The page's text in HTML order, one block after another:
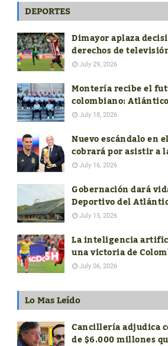
DEPORTES
Dimayor aplaza
derechos de
colombiano hasta
July 29, 2026
Montería recibe el
colombiano:
en el Nacional Sub-18
July 18, 2026
Nuevo escándalo en
cobrará por asistir a
prensa de los
July 16, 2026
Gobernación dará
Deportivo del
Colombia
July 15, 2026
La inteligencia
una victoria de
el mundial FIFA 2026
July 06, 2026
Lo Mas Leído
Cancillería adjudica
de $6.000 millones